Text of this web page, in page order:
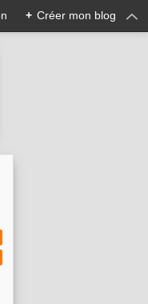
+ Créer mon blog